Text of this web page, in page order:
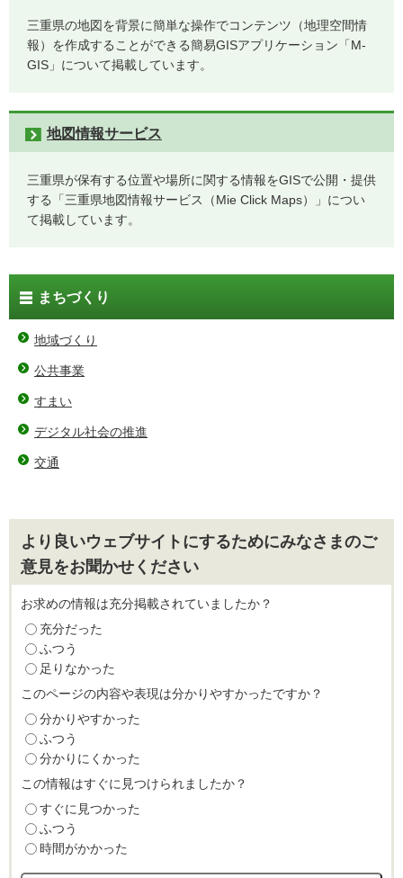
三重県の地図を背景に簡単な操作でコンテンツ（地理空間情
報）を作成することができる簡易GISアプリケーション「M-
GIS」について掲載しています。
地図情報サービス
三重県が保有する位置や場所に関する情報をGISで公開・提供
する「三重県地図情報サービス（Mie Click Maps）」につい
て掲載しています。
まちづくり
地域づくり
公共事業
すまい
デジタル社会の推進
交通
より良いウェブサイトにするためにみなさまのご
意見をお聞かせください
お求めの情報は充分掲載されていましたか？
充分だった
ふつう
足りなかった
このページの内容や表現は分かりやすかったですか？
分かりやすかった
ふつう
分かりにくかった
この情報はすぐに見つけられましたか？
すぐに見つかった
ふつう
時間がかかった